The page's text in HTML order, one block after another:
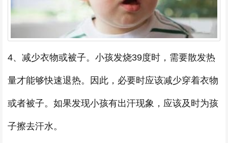
4、减少衣物或被子。小孩发烧39度时，需要散发热
量才能够快速退热。因此，必要时应该减少穿着衣物
或者被子。如果发现小孩有出汗现象，应该及时为孩
子擦去汗水。